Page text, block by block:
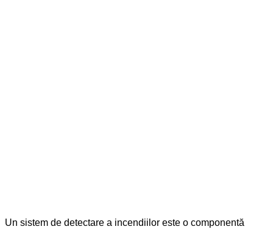
Un sistem de detectare a incendiilor este o componentă